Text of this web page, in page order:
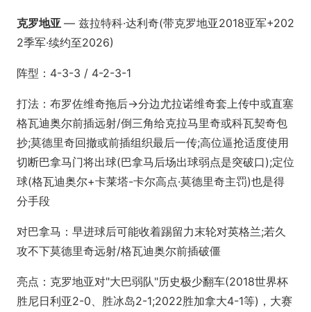
克罗地亚 — 兹拉特科·达利奇(带克罗地亚2018亚军+202
2季军·续约至2026)
阵型：4-3-3 / 4-2-3-1
打法：布罗佐维奇拖后→分边尤拉诺维奇套上传中或直塞
格瓦迪奥尔前插远射/倒三角给克拉马里奇或科瓦契奇包
抄;莫德里奇回撤或前插组织最后一传;高位逼抢适度使用
切断巴拿马门将出球(巴拿马后场出球弱点是突破口);定位
球(格瓦迪奥尔+卡莱塔-卡尔高点·莫德里奇主罚)也是得
分手段
对巴拿马：早进球后可能收着踢留力末轮对英格兰;若久
攻不下莫德里奇远射/格瓦迪奥尔前插破僵
亮点：克罗地亚对"大巴弱队"历史极少翻车(2018世界杯
胜尼日利亚2-0、胜冰岛2-1;2022胜加拿大4-1等)，大赛